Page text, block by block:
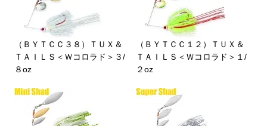
（ＢＹＴＣＣ３８）ＴＵＸ＆
ＴＡＩＬＳ＜Ｗコロラド＞３/
８oz
（ＢＹＴＣＣ１２）ＴＵＸ＆
ＴＡＩＬＳ＜Ｗコロラド＞１/
２oz